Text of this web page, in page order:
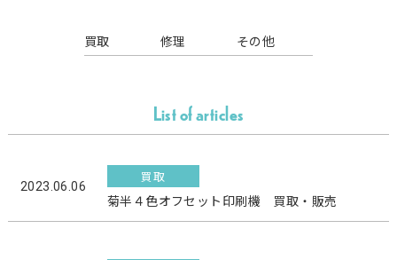
買取 修理 その他
List of articles
2023.06.06
買取
菊半４色オフセット印刷機 買取・販売